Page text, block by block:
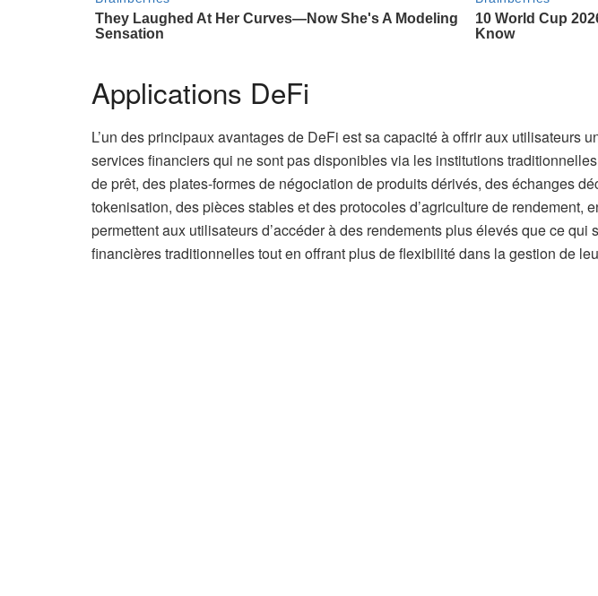
Applications DeFi
L’un des principaux avantages de DeFi est sa capacité à offrir aux utilisateurs
services financiers qui ne sont pas disponibles via les institutions
de prêt, des plates-formes de négociation de produits dérivés, des échanges
tokenisation, des pièces stables et des protocoles d’agriculture de rendement,
permettent aux utilisateurs d’accéder à des rendements plus élevés que ce qui
financières traditionnelles tout en offrant plus de flexibilité dans la gestion de